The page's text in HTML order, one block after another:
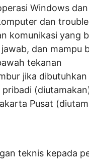
Windows
dan
komunikasi yang
dan mampu
tekanan
jika dibutuhkan
Pusat
teknis kepada